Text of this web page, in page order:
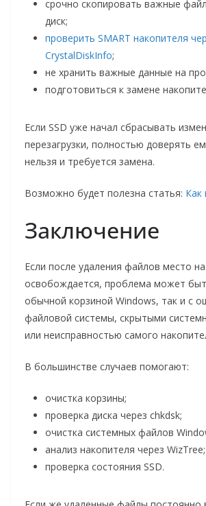
срочно скопировать важные
диск;
проверить SMART накопителя
CrystalDiskInfo;
не хранить важные данные на
подготовиться к замене
Если SSD уже начал сбрасывать
перезагрузки, полностью доверять
нельзя и требуется замена.
Возможно будет полезна статья: Как
Заключение
Если после удаления файлов место
освобождается, проблема может
обычной корзиной Windows, так и с
файловой системы, скрытыми
или неисправностью самого
В большинстве случаев помогают:
очистка корзины;
проверка диска через chkdsk;
очистка системных файлов
анализ накопителя через WizTree;
проверка состояния SSD.